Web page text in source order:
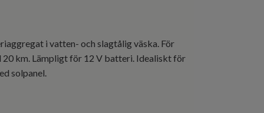
i vatten- och slagtålig väska. För
20 km. Lämpligt för 12 V batteri. Idealiskt för
solpanel.